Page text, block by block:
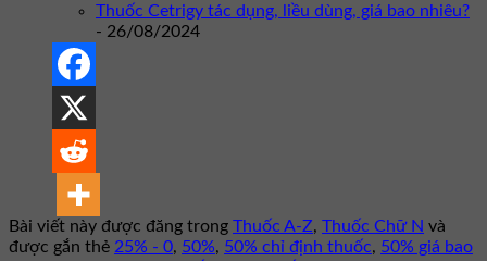
Thuốc Cetrigy tác dụng, liều dùng, giá bao nhiêu?
- 26/08/2024
Bài viết này được đăng trong Thuốc A-Z, Thuốc Chữ N và
được gắn thẻ 25% - 0, 50%, 50% chỉ định thuốc, 50% giá bao